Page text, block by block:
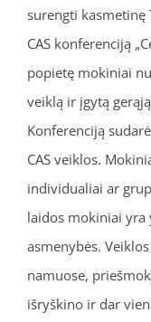
surengti
CAS konferenciją
popietę mokiniai
veiklą ir įgytą
Konferenciją
CAS veiklos.
individualiai ar
laidos mokiniai yra
asmenybės.
namuose,
išryškino ir dar